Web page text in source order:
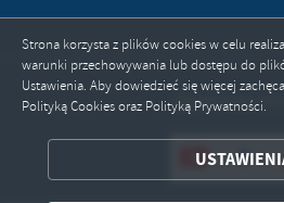
Strona korzysta z plików cookies w celu
warunki przechowywania lub dostępu do
Ustawienia. Aby dowiedzieć się więcej
Polityką Cookies oraz Polityką Prywatności.
ZAPISZ
Odwiedzin: